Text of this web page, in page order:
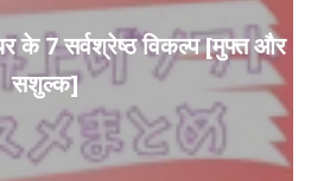
के 7 सर्वश्रेष्ठ विकल्प [मुफ्त और
सशुल्क]